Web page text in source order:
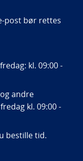
post bør rettes
kl. 09:00 -
andre
kl. 09:00 -
bestille tid.